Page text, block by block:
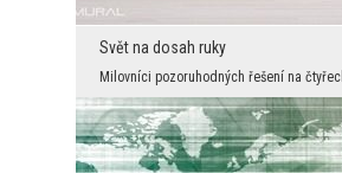
Svět na dosah ruky